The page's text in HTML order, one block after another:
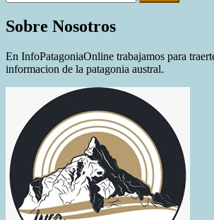
Sobre Nosotros
En InfoPatagoniaOnline trabajamos para
informacion de la patagonia austral.